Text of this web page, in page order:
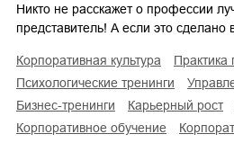
Никто не расскажет о профессии
представитель! А если это сделано
корпоративная культура
психологические тренинги
бизнес-тренинги
карьерный рост
корпоративное обучение